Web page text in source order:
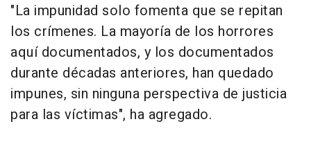
"La impunidad solo fomenta que se repitan
los crímenes. La mayoría de los horrores
aquí documentados, y los documentados
durante décadas anteriores, han quedado
impunes, sin ninguna perspectiva de justicia
para las víctimas", ha agregado.